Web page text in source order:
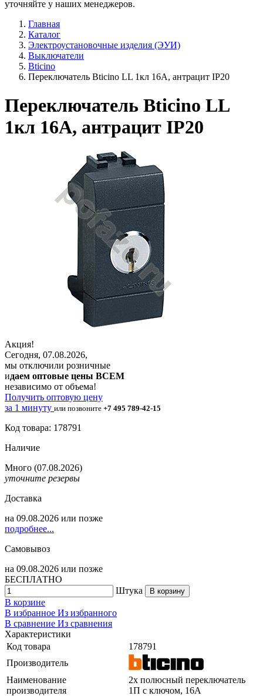
уточняйте у наших менеджеров.
Главная
Каталог
Электроустановочные изделия (ЭУИ)
Выключатели
Bticino
Переключатель Bticino LL 1кл 16А, антрацит IP20
Переключатель Bticino LL
1кл 16А, антрацит IP20
Акция!
Сегодня, 07.08.2026,
мы отключили розничные
идаем оптовые цены ВСЕМ
независимо от объема!
Получить оптовую цену
за 1 минуту или позвоните +7 495 789-42-15
Код товара: 178791
Наличие
Много (07.08.2026)
уточните резервы
Доставка
на 09.08.2026 или позже
подробнее...
Самовывоз
на 09.08.2026 или позже
БЕСПЛАТНО
Штука
В корзину
В корзине
В избранное Из избранного
В сравнение Из сравнения
Характеристики
Код товара
178791
Производитель
Наименование
производителя
2х полюсный переключатель
1П с ключом, 16А